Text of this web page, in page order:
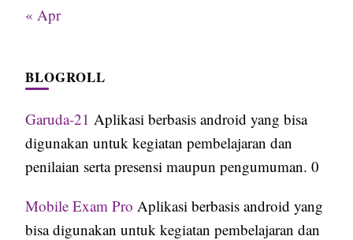
« Apr
BLOGROLL
Garuda-21 Aplikasi berbasis android yang bisa
digunakan untuk kegiatan pembelajaran dan
penilaian serta presensi maupun pengumuman. 0
Mobile Exam Pro Aplikasi berbasis android yang
bisa digunakan untuk kegiatan pembelajaran dan